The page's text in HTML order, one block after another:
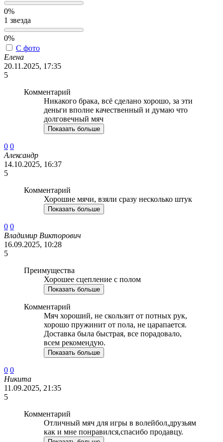
0%
1 звезда
0%
С фото
Елена
20.11.2025, 17:35
5
Комментарий
Никакого брака, всё сделано хорошо, за эти
деньги вполне качественный и думаю что
долговечный мяч
Показать больше
0 0
Александр
14.10.2025, 16:37
5
Комментарий
Хорошие мячи, взяли сразу несколько штук
Показать больше
0 0
Владимир Викторович
16.09.2025, 10:28
5
Преимущества
Хорошее сцепление с полом
Показать больше
Комментарий
Мяч хороший, не скользит от потных рук,
хорошо пружинит от пола, не царапается.
Доставка была быстрая, все порадовало,
всем рекомендую.
Показать больше
0 0
Никита
11.09.2025, 21:35
5
Комментарий
Отличный мяч для игры в волейбол,друзьям
как и мне понравился,спасибо продавцу.